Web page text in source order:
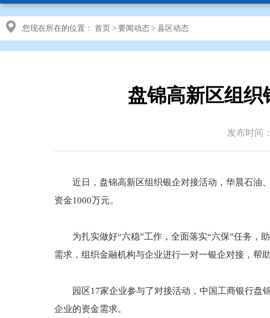
您现在所在的位置： 首页 > 要闻动态 > 县区动态
盘锦高新区组织
发布时间
近日，盘锦高新区组织银企对接活动，华晨石油、
资金1000万元。
为扎实做好“六稳”工作，全面落实“六保”任务，助
需求，组织金融机构与企业进行一对一银企对接，帮
园区17家企业参与了对接活动，中国工商银行盘锦
企业的资金需求。